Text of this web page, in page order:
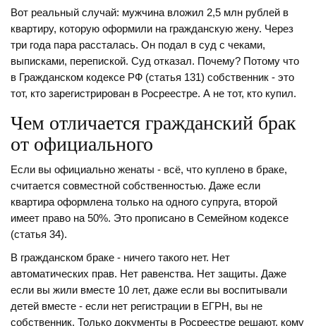
Вот реальный случай: мужчина вложил 2,5 млн рублей в
квартиру, которую оформили на гражданскую жену. Через
три года пара рассталась. Он подал в суд с чеками,
выписками, перепиской. Суд отказал. Почему? Потому что
в Гражданском кодексе РФ (статья 131) собственник - это
тот, кто зарегистрирован в Росреестре. А не тот, кто купил.
Чем отличается гражданский брак
от официального
Если вы официально женаты - всё, что куплено в браке,
считается совместной собственностью. Даже если
квартира оформлена только на одного супруга, второй
имеет право на 50%. Это прописано в Семейном кодексе
(статья 34).
В гражданском браке - ничего такого нет. Нет
автоматических прав. Нет равенства. Нет защиты. Даже
если вы жили вместе 10 лет, даже если вы воспитывали
детей вместе - если нет регистрации в ЕГРН, вы не
собственник. Только документы в Росреестре решают, кому